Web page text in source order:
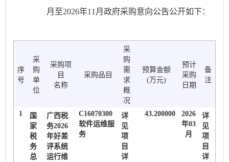
月至2026年11月政府采购意向公告公开如下：
序
号
采
购
单
位
采购项
目
名称
采购品目
采
购
需
求
概
况
预算金额
(万元)
预计
采购
日期
备
注
1
国
家
税
务
总
广西税
务2026
年好差
评系统
运行维
C16070300
软件运维服
务
详
见
项
目
详
43.200000
2026
年03
月
详
见
项
目
详